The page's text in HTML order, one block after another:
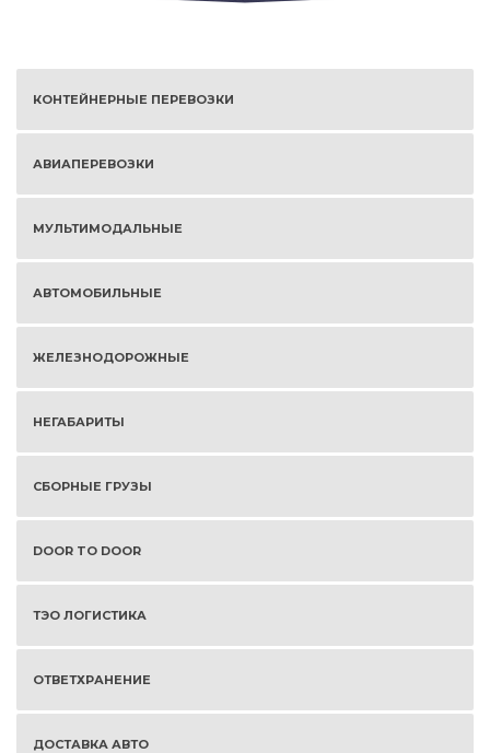
КОНТЕЙНЕРНЫЕ ПЕРЕВОЗКИ
АВИАПЕРЕВОЗКИ
МУЛЬТИМОДАЛЬНЫЕ
АВТОМОБИЛЬНЫЕ
ЖЕЛЕЗНОДОРОЖНЫЕ
НЕГАБАРИТЫ
СБОРНЫЕ ГРУЗЫ
DOOR TO DOOR
ТЭО ЛОГИСТИКА
ОТВЕТХРАНЕНИЕ
ДОСТАВКА АВТО